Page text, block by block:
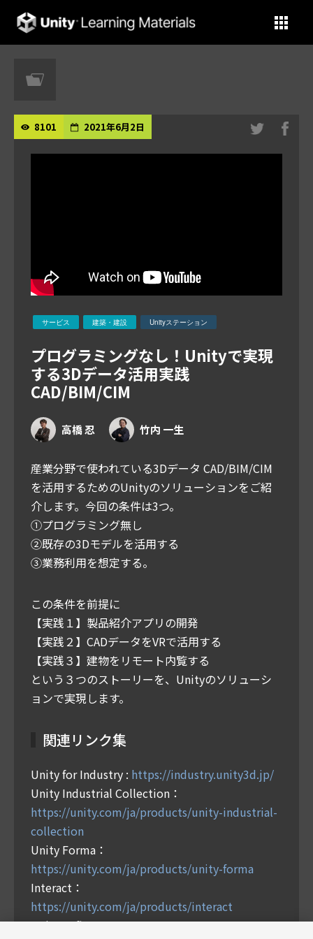
Unity Learning Materials
8101 2021年6月2日
サービス 建築・建設 Unityステーション
プログラミングなし！Unityで実現
する3Dデータ活用実践
CAD/BIM/CIM
高橋 忍 竹内 一生
産業分野で使われている3Dデータ CAD/BIM/CIM
を活用するためのUnityのソリューションをご紹
介します。今回の条件は3つ。
①プログラミング無し
②既存の3Dモデルを活用する
③業務利用を想定する。
この条件を前提に
【実践１】製品紹介アプリの開発
【実践２】CADデータをVRで活用する
【実践３】建物をリモート内覧する
という３つのストーリーを、Unityのソリューシ
ョンで実現します。
関連リンク集
Unity for Industry : https://industry.unity3d.jp/
Unity Industrial Collection：
https://unity.com/ja/products/unity-industrial-
collection
Unity Forma：
https://unity.com/ja/products/unity-forma
Interact：
https://unity.com/ja/products/interact
Unity Reflect：